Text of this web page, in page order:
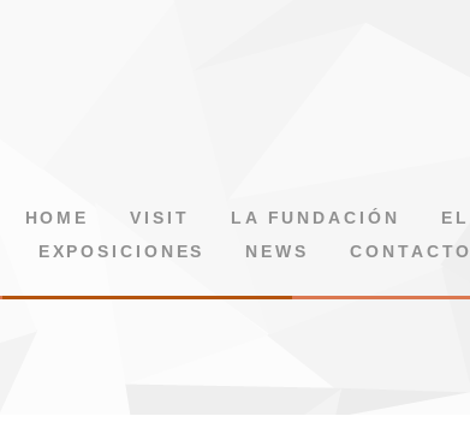
HOME VISIT LA FUNDACIÓN
EXPOSICIONES
NEWS CONTACTO